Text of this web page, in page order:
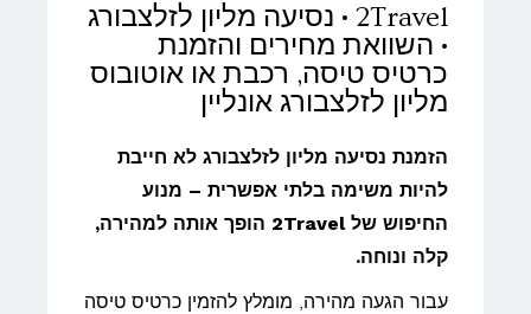
2Travel • נסיעה מליון לזלצבורג
• השוואת מחירים והזמנת
כרטיס טיסה, רכבת או אוטובוס
מליון לזלצבורג אונליין
הזמנת נסיעה מליון לזלצבורג לא חייבת
להיות משימה בלתי אפשרית – מנוע
החיפוש של 2Travel הופך אותה למהירה,
קלה ונוחה.
עבור הגעה מהירה, מומלץ להזמין כרטיס טיסה